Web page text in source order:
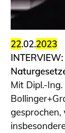
22.02.2023
Mit Dipl.-